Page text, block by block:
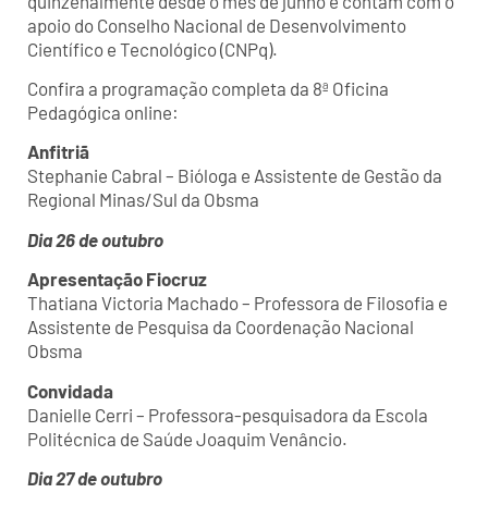
apoio do Conselho Nacional de Desenvolvimento
Científico e Tecnológico (CNPq).
Confira a programação completa da 8ª Oficina
Pedagógica online:
Anfitriã
Stephanie Cabral – Bióloga e Assistente de Gestão da
Regional Minas/Sul da Obsma
Dia 26 de outubro
Apresentação Fiocruz
Thatiana Victoria Machado – Professora de Filosofia e
Assistente de Pesquisa da Coordenação Nacional
Obsma
Convidada
Danielle Cerri – Professora-pesquisadora da Escola
Politécnica de Saúde Joaquim Venâncio.
Dia 27 de outubro